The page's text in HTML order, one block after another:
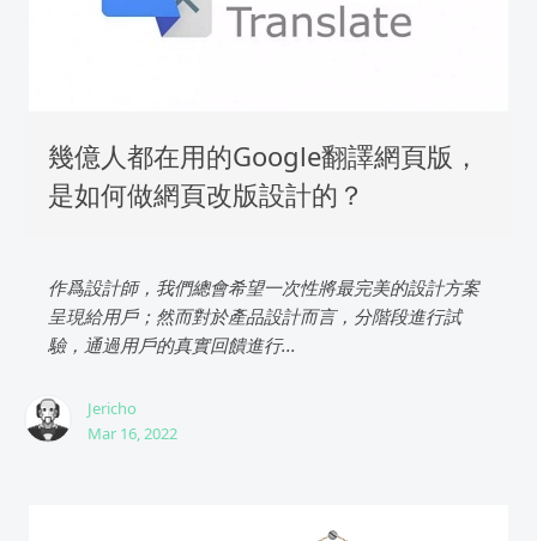
幾億人都在用的Google翻譯網頁版，
是如何做網頁改版設計的？
作爲設計師，我們總會希望一次性將最完美的設計方案
呈現給用戶；然而對於產品設計而言，分階段進行試
驗，通過用戶的真實回饋進行...
Jericho
Mar 16, 2022